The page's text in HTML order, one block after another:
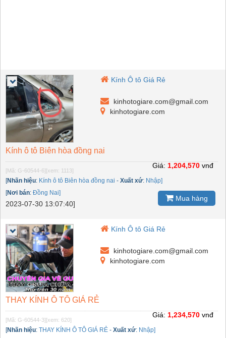
Kính Ô tô Giá Rẻ
kinhotogiare.com@gmail.com
kinhotogiare.com
Kính ô tô Biên hòa đồng nai
[Mã: G-60544-6] [xem: 1113]
[Nhãn hiệu: Kính ô tô Biên hòa đồng nai - Xuất xứ: Nhập]
[Nơi bán: Đồng Nai]
2023-07-30 13:07:40]
Giá: 1,204,570 vnđ
Mua hàng
Kính Ô tô Giá Rẻ
kinhotogiare.com@gmail.com
kinhotogiare.com
THAY KÍNH Ô TÔ GIÁ RẺ
[Mã: G-60544-3] [xem: 620]
[Nhãn hiệu: THAY KÍNH Ô TÔ GIÁ RẺ - Xuất xứ: Nhập]
Giá: 1,234,570 vnđ